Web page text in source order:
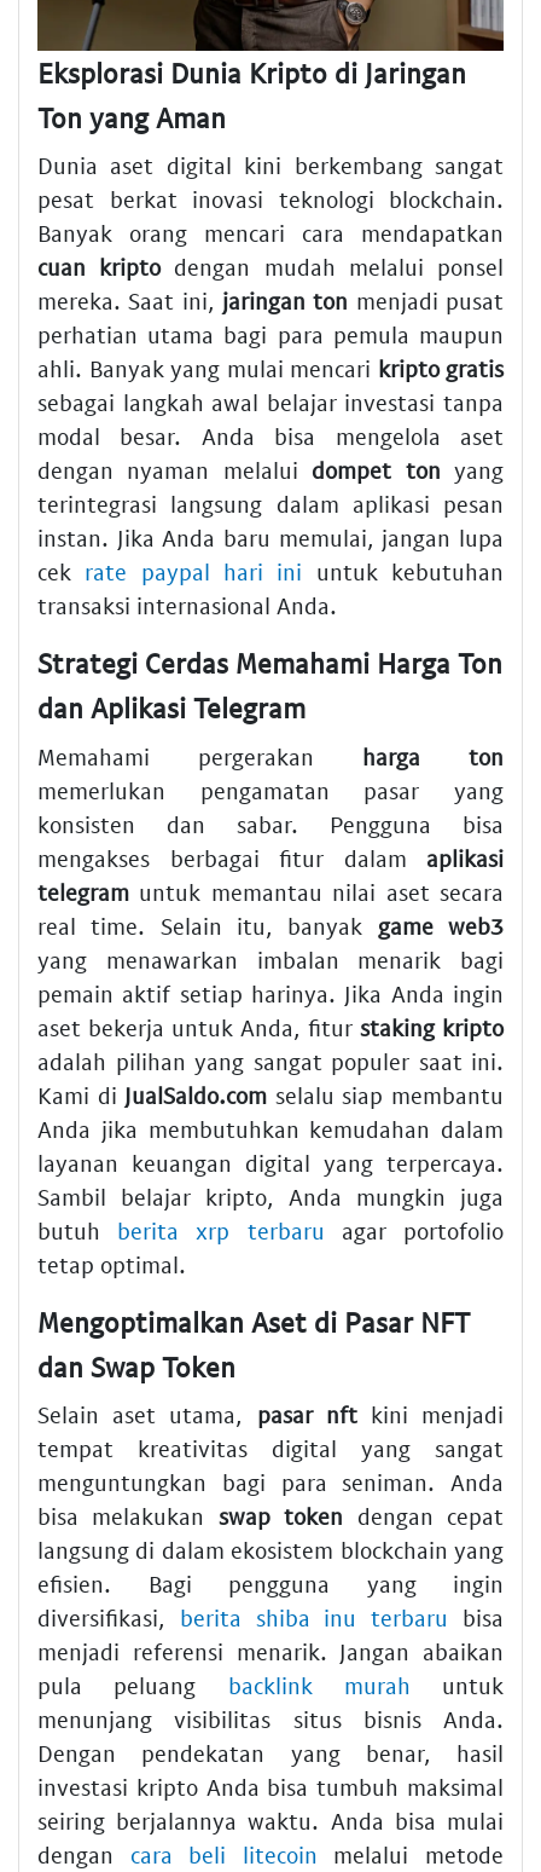
Eksplorasi Dunia Kripto di Jaringan
Ton yang Aman
Dunia aset digital kini berkembang sangat
pesat berkat inovasi teknologi blockchain.
Banyak orang mencari cara mendapatkan
cuan kriptodengan mudah melalui ponsel
mereka. Saat ini, jaringan ton menjadi pusat
perhatian utama bagi para pemula maupun
ahli. Banyak yang mulai mencari kripto gratis
sebagai langkah awal belajar investasi tanpa
modal besar. Anda bisa mengelola aset
dengan nyaman melalui dompet ton yang
terintegrasi langsung dalam aplikasi pesan
instan. Jika Anda baru memulai, jangan lupa
cek rate paypal hari ini untuk kebutuhan
transaksi internasional Anda.
Strategi Cerdas Memahami Harga Ton
dan Aplikasi Telegram
Memahami pergerakan harga ton
memerlukan pengamatan pasar yang
konsisten dan sabar. Pengguna bisa
mengakses berbagai fitur dalam aplikasi
telegram untuk memantau nilai aset secara
real time. Selain itu, banyak game web3
yang menawarkan imbalan menarik bagi
pemain aktif setiap harinya. Jika Anda ingin
aset bekerja untuk Anda, fitur staking kripto
adalah pilihan yang sangat populer saat ini.
Kami di JualSaldo.com selalu siap membantu
Anda jika membutuhkan kemudahan dalam
layanan keuangan digital yang terpercaya.
Sambil belajar kripto, Anda mungkin juga
butuh berita xrp terbaru agar portofolio
tetap optimal.
Mengoptimalkan Aset di Pasar NFT
dan Swap Token
Selain aset utama, pasar nftkini menjadi
tempat kreativitas digital yang sangat
menguntungkan bagi para seniman. Anda
bisa melakukan swap token dengan cepat
langsung di dalam ekosistem blockchain yang
efisien. Bagi pengguna yang ingin
diversifikasi, berita shiba inu terbaru bisa
menjadi referensi menarik. Jangan abaikan
pula peluang backlink murah untuk
menunjang visibilitas situs bisnis Anda.
Dengan pendekatan yang benar, hasil
investasi kripto Anda bisa tumbuh maksimal
seiring berjalannya waktu. Anda bisa mulai
dengan cara beli litecoin melalui metode